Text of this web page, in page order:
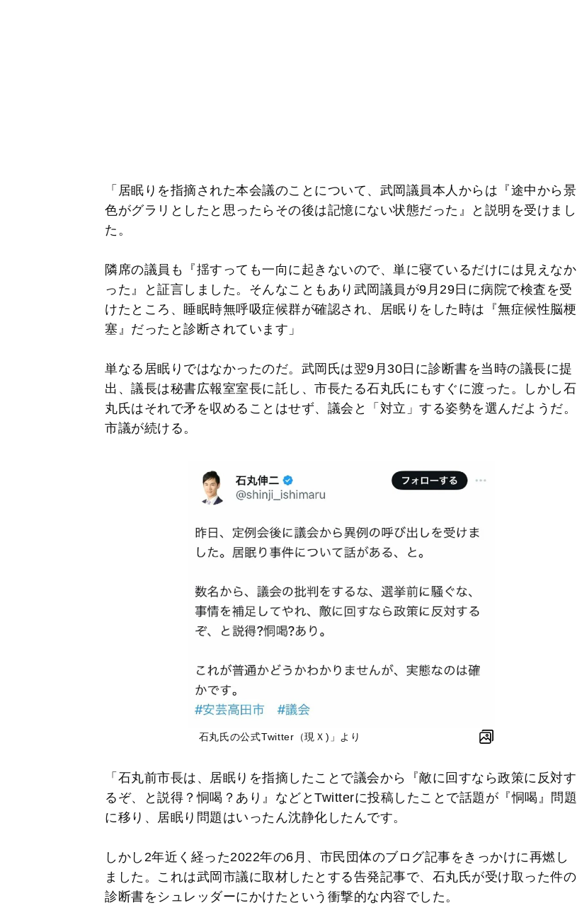
「居眠りを指摘された本会議のことについて、武岡議員本人からは『途中から景
色がグラリとしたと思ったらその後は記憶にない状態だった』と説明を受けまし
た。
隣席の議員も『揺すっても一向に起きないので、単に寝ているだけには見えなか
った』と証言しました。そんなこともあり武岡議員が9月29日に病院で検査を受
けたところ、睡眠時無呼吸症候群が確認され、居眠りをした時は『無症候性脳梗
塞』だったと診断されています」
単なる居眠りではなかったのだ。武岡氏は翌9月30日に診断書を当時の議長に提
出、議長は秘書広報室室長に託し、市長たる石丸氏にもすぐに渡った。しかし石
丸氏はそれで矛を収めることはせず、議会と「対立」する姿勢を選んだようだ。
市議が続ける。
石丸氏の公式Twitter（現Ｘ)」より
「石丸前市長は、居眠りを指摘したことで議会から『敵に回すなら政策に反対す
るぞ、と説得？恫喝？あり』などとTwitterに投稿したことで話題が『恫喝』問題
に移り、居眠り問題はいったん沈静化したんです。
しかし2年近く経った2022年の6月、市民団体のブログ記事をきっかけに再燃し
ました。これは武岡市議に取材したとする告発記事で、石丸氏が受け取った件の
診断書をシュレッダーにかけたという衝撃的な内容でした。